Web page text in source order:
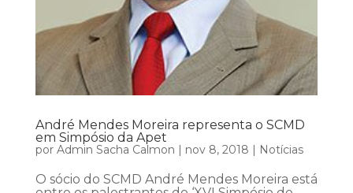
André Mendes Moreira representa o SCMD
em Simpósio da Apet
por Admin Sacha Calmon | nov 8, 2018 | Notícias
O sócio do SCMD André Mendes Moreira está